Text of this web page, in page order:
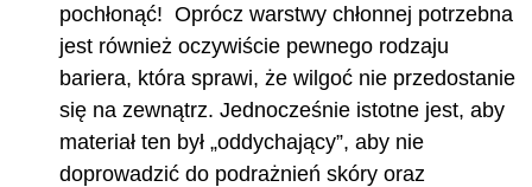
pochłonąć! Oprócz warstwy chłonnej potrzebna
jest również oczywiście pewnego rodzaju
bariera, która sprawi, że wilgoć nie przedostanie
się na zewnątrz. Jednocześnie istotne jest, aby
materiał ten był „oddychający”, aby nie
doprowadzić do podrażnień skóry oraz